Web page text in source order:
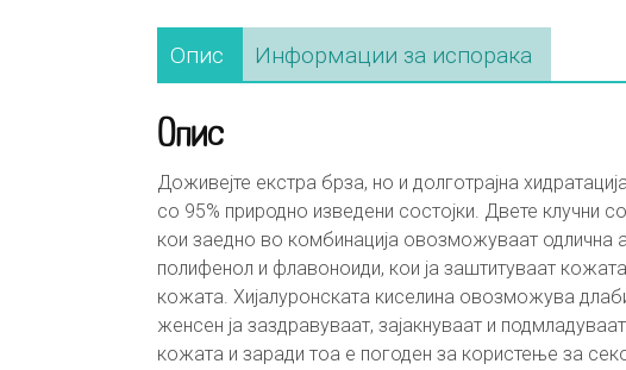
Опис Информации за испорака
Опис
Доживејте екстра брза, но и долготрајна
со 95% природно изведени состојки. Двете клучни
кои заедно во комбинација овозможуваат одлична
полифенол и флавоноиди, кои ја заштитуваат
кожата. Хијалуронската киселина овозможува
женсен ја заздравуваат, зајакнуваат и
кожата и заради тоа е погоден за користење за